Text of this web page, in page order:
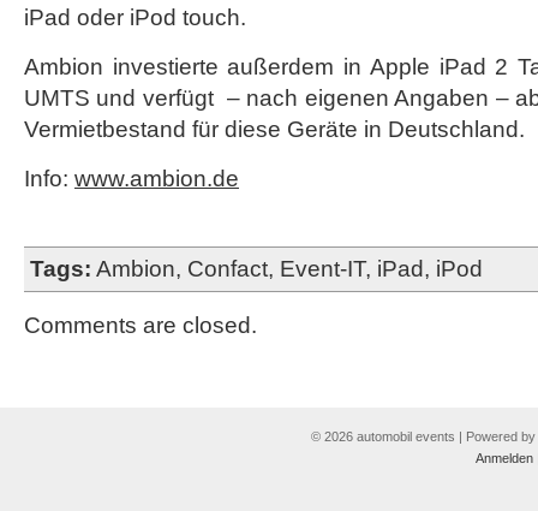
iPad oder iPod touch.
Ambion investierte außerdem in Apple iPad 2
UMTS und verfügt – nach eigenen Angaben –
Vermietbestand für diese Geräte in Deutschland.
Info: www.ambion.de
Tags: Ambion, Confact, Event-IT, iPad, iPod
Comments are closed.
© 2026 automobil events | Powered by
Anmelden|